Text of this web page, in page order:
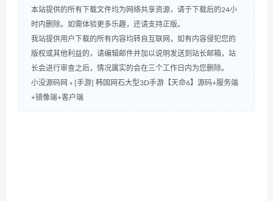
本站提供的所有下载文件均为网络共享资源，请于下载后的24小
时内删除。如需体验更多乐趣，还请支持正版。
我站提供用户下载的所有内容均转自互联网，如有内容侵犯您的
版权或其他利益的，请编辑邮件并加以说明发送到站长邮箱，站
长会进行审查之后，情况属实的会在三个工作日内为您删除。
小没源码网 » [手游] 韩国网石大型3D手游【天命6】源码+服务端
+镜像端+客户端